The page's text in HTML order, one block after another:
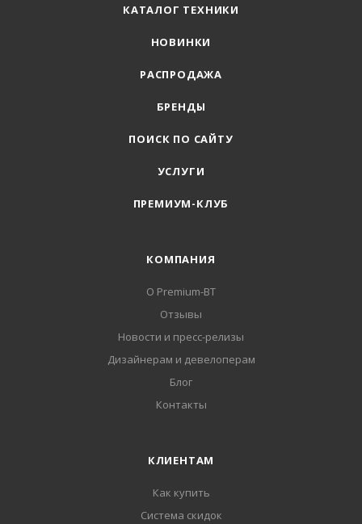
КАТАЛОГ ТЕХНИКИ
НОВИНКИ
РАСПРОДАЖА
БРЕНДЫ
ПОИСК ПО САЙТУ
УСЛУГИ
ПРЕМИУМ-КЛУБ
КОМПАНИЯ
О Premium-BT
Отзывы
Новости и пресс-релизы
Дизайнерам и девелоперам
Блог
Контакты
КЛИЕНТАМ
Как купить
Система скидок